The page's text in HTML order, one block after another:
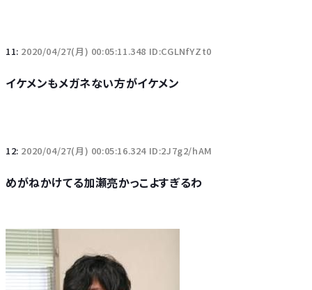
11: 2020/04/27(月) 00:05:11.348 ID:CGLNfYZt0
イケメンもメガネない方がイケメン
12: 2020/04/27(月) 00:05:16.324 ID:2J7g2/hAM
めがねかけてる加瀬亮かっこよすぎるわ